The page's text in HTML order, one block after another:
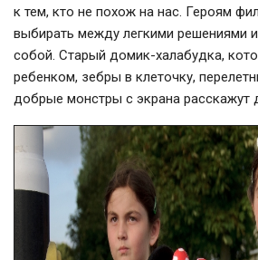
к тем, кто не похож на нас. Героям
выбирать между легкими решениями
собой. Старый домик-халабудка,
ребенком, зебры в клеточку,
добрые монстры с экрана расскажут